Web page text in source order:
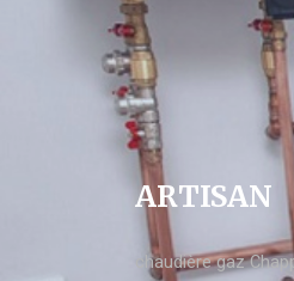
ARTISAN
chaudière gaz